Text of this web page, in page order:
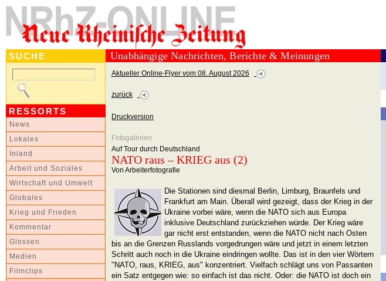
SUCHE
RESSORTS
News
Lokales
Inland
Arbeit und Soziales
Wirtschaft und Umwelt
Globales
Krieg und Frieden
Kommentar
Glossen
Medien
Filmclips
Unabhängige Nachrichten, Berichte & Meinungen
Aktueller Online-Flyer vom 08. August 2026
zurück
Druckversion
Fotogalerien
Auf Tour durch Deutschland
NATO raus – KRIEG aus (2)
Von Arbeiterfotografie
Die Stationen sind diesmal Berlin, Limburg, Braunfels und
Frankfurt am Main. Überall wird gezeigt, dass der Krieg in der
Ukraine vorbei wäre, wenn die NATO sich aus Europa
inklusive Deutschland zurückziehen würde. Der Krieg wäre
gar nicht erst entstanden, wenn die NATO nicht nach Osten
bis an die Grenzen Russlands vorgedrungen wäre und jetzt in einem letzten
Schritt auch noch in die Ukraine eindringen wollte. Das ist in den vier Wörtern
"NATO, raus, KRIEG, aus" konzentriert. Vielfach schlägt uns von Passanten
ein Satz entgegen wie: so einfach ist das nicht. Oder: die NATO ist doch ein